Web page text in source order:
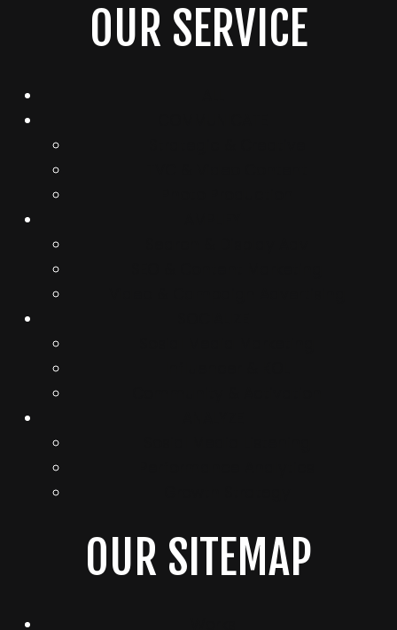
OUR SERVICE
OUR SITEMAP